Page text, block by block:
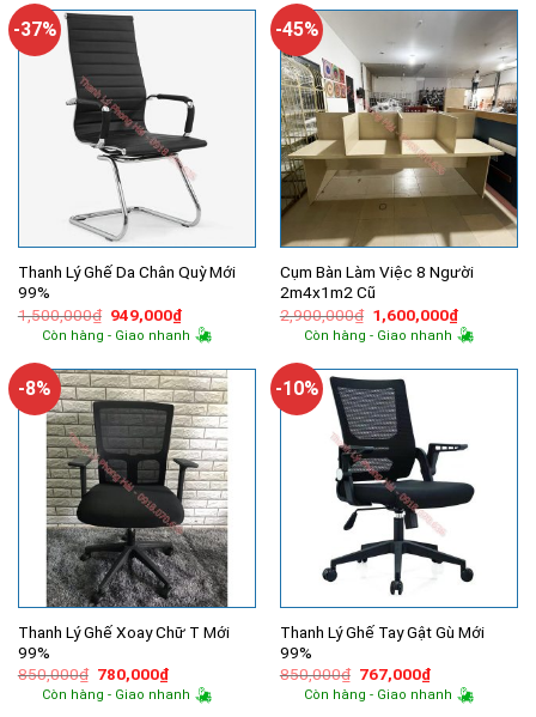
740,000₫.
910,000₫.
-37%
Thanh Lý Ghế Da Chân Quỳ Mới
99%
1,500,000₫ Giá
gốc
là:
949,000₫Giá
hiện
tại
949,000₫.
Còn hàng - Giao nhanh
-45%
Cụm Bàn Làm Việc 8 Người
2m4x1m2 Cũ
2,900,000₫ Giá
gốc
là:
1,600,000₫Giá
hiện
tại
Còn hàng - Giao nhanh
-8%
Thanh Lý Ghế Xoay Chữ T Mới
99%
850,000₫ Giá
gốc
là:
780,000₫Giá
hiện
tại
Còn hàng - Giao nhanh
-10%
Thanh Lý Ghế Tay Gật Gù Mới
99%
850,000₫ Giá
gốc
là:
767,000₫Giá
hiện
tại
Còn hàng - Giao nhanh